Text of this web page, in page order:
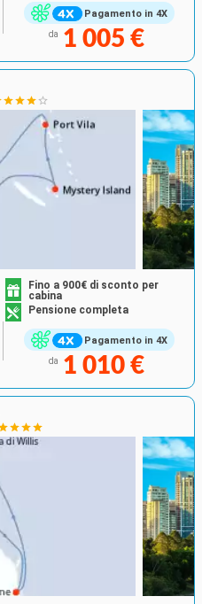
Pagamento in 4X
da 1 005 €
Pagamento in 4X
Fino a 900€ di sconto per
cabina
Pensione completa
da 1 010 €